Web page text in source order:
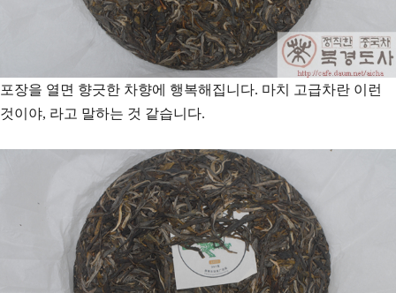
포장을 열면 향긋한 차향에 행복해집니다. 마치 고급차란 이런
것이야, 라고 말하는 것 같습니다.